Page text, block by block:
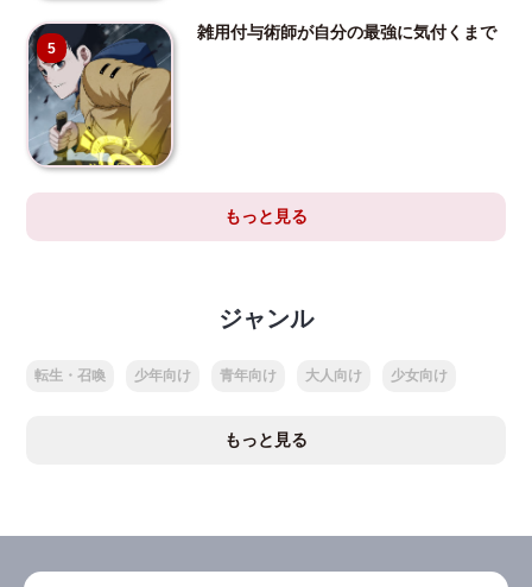
5
雑用付与術師が自分の最強に気付くまで
もっと見る
ジャンル
転生・召喚 少年向け 青年向け 大人向け 少女向け
もっと見る